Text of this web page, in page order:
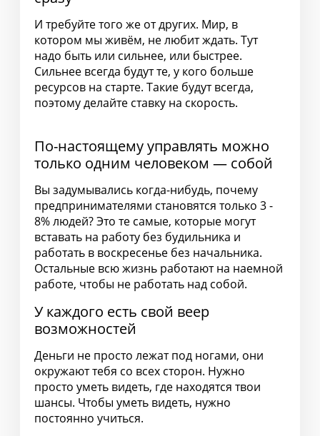
И требуйте того же от других. Мир, в
котором мы живём, не любит ждать. Тут
надо быть или сильнее, или быстрее.
Сильнее всегда будут те, у кого больше
ресурсов на старте. Такие будут всегда,
поэтому делайте ставку на скорость.
По-настоящему управлять можно
только одним человеком — собой
Вы задумывались когда-нибудь, почему
предпринимателями становятся только 3 -
8% людей? Это те самые, которые могут
вставать на работу без будильника и
работать в воскресенье без начальника.
Остальные всю жизнь работают на наемной
работе, чтобы не работать над собой.
У каждого есть свой веер
возможностей
Деньги не просто лежат под ногами, они
окружают тебя со всех сторон. Нужно
просто уметь видеть, где находятся твои
шансы. Чтобы уметь видеть, нужно
постоянно учиться.